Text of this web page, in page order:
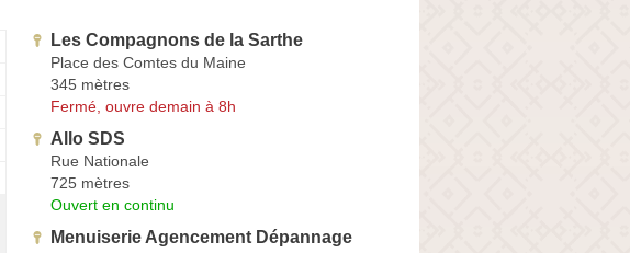
Les Compagnons de la Sarthe
Place des Comtes du Maine
345 mètres
Fermé, ouvre demain à 8h
Allo SDS
Rue Nationale
725 mètres
Ouvert en continu
Menuiserie Agencement Dépannage